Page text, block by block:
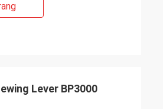
Lever BP3000